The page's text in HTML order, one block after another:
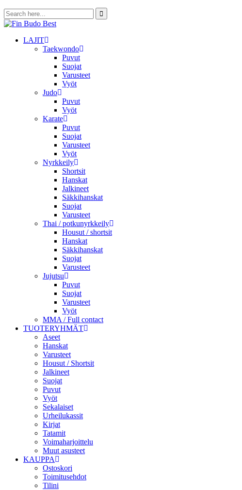
LAJIT
Taekwondo
Puvut
Suojat
Varusteet
Vyöt
Judo
Puvut
Vyöt
Karate
Puvut
Suojat
Varusteet
Vyöt
Nyrkkeily
Shortsit
Hanskat
Jalkineet
Säkkihanskat
Suojat
Varusteet
Thai / potkunyrkkeily
Housut / shortsit
Hanskat
Säkkihanskat
Suojat
Varusteet
Jujutsu
Puvut
Suojat
Varusteet
Vyöt
MMA / Full contact
TUOTERYHMÄT
Aseet
Hanskat
Varusteet
Housut / Shortsit
Jalkineet
Suojat
Puvut
Vyöt
Sekalaiset
Urheilukassit
Kirjat
Tatamit
Voimaharjoittelu
Muut asusteet
KAUPPA
Ostoskori
Toimitusehdot
Tilini